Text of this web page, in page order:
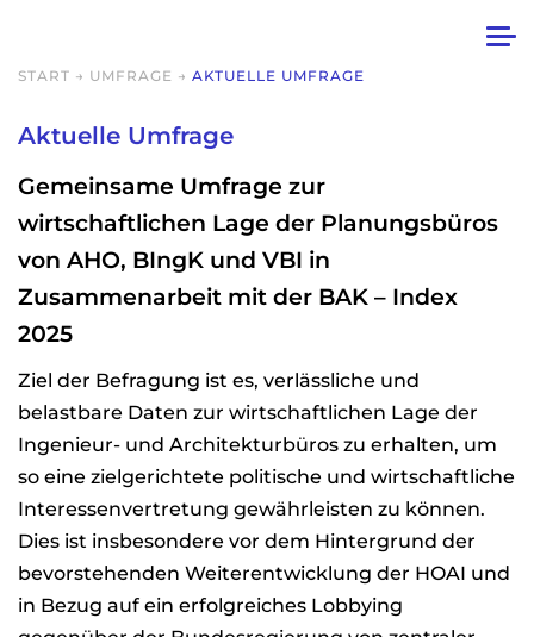
START → UMFRAGE → AKTUELLE UMFRAGE
Aktuelle Umfrage
Gemeinsame Umfrage zur
wirtschaftlichen Lage der Planungsbüros
von AHO, BIngK und VBI in
Zusammenarbeit mit der BAK – Index
2025
Ziel der Befragung ist es, verlässliche und
belastbare Daten zur wirtschaftlichen Lage der
Ingenieur- und Architekturbüros zu erhalten, um
so eine zielgerichtete politische und wirtschaftliche
Interessenvertretung gewährleisten zu können.
Dies ist insbesondere vor dem Hintergrund der
bevorstehenden Weiterentwicklung der HOAI und
in Bezug auf ein erfolgreiches Lobbying